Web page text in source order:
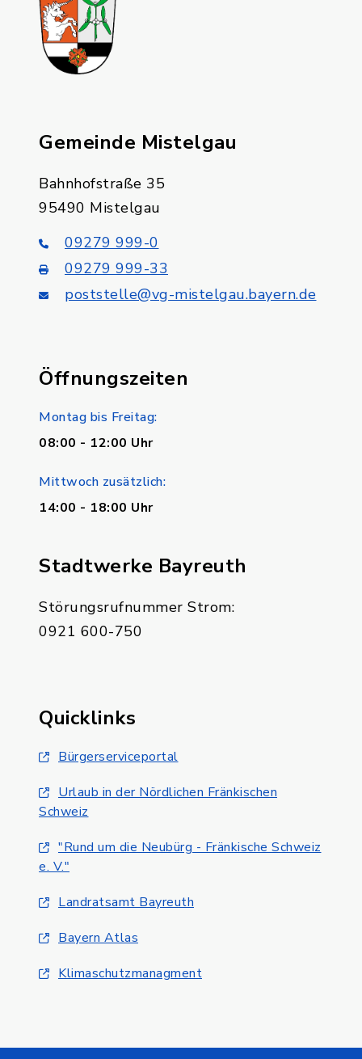
Gemeinde Mistelgau
Bahnhofstraße 35
95490 Mistelgau
09279 999-0
09279 999-33
poststelle@vg-mistelgau.bayern.de
Öffnungszeiten
Montag bis Freitag:
08:00 - 12:00 Uhr
Mittwoch zusätzlich:
14:00 - 18:00 Uhr
Stadtwerke Bayreuth
Störungsrufnummer Strom:
0921 600-750
Quicklinks
Bürgerserviceportal
Urlaub in der Nördlichen Fränkischen
Schweiz
"Rund um die Neubürg - Fränkische Schweiz
e. V."
Landratsamt Bayreuth
Bayern Atlas
Klimaschutzmanagment